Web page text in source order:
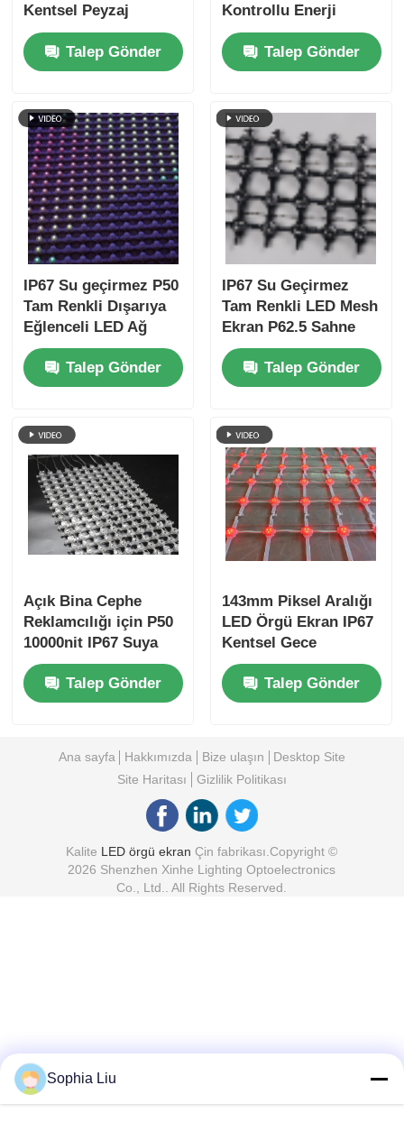
Kentsel Peyzaj
Yaratıcı Projeler için
Ultra Hafif Dış Mekan
Büyük Ekran
Talep Gönder
Kontrollu Enerji
Tasarrufu Düşük
Güçlü Dış LED Mesh
Ekranı
Talep Gönder
IP67 Su geçirmez P50
Tam Renkli Dışarıya
Eğlenceli LED Ağ
Perde Ekranı Bina
CephesiTalep Gönder
IP67 Su Geçirmez
Tam Renkli LED Mesh
Ekran P62.5 Sahne
Tasarımı ve Bina
Dekorasyonu için Dış
Mekan Esnek Örgü
Talep Gönder
Açık Bina Cephe
Reklamcılığı için P50
10000nit IP67 Suya
Dayanıklı RGB LED
Mesh EkranTalep Gönder
143mm Piksel Aralığı
LED Örgü Ekran IP67
Kentsel Gece
Görünümü Kültürel
Turizm Projeleri için
Su Geçirmez Büyük
Talep Gönder
Ana sayfa Hakkımızda Bize ulaşın
Desktop Site
Site Haritası
Gizlilik Politikası
Kalite LED örgü ekran Çin fabrikası.Copyright ©
2026 Shenzhen Xinhe Lighting Optoelectronics
Co., Ltd.. All Rights Reserved.
Sophia Liu